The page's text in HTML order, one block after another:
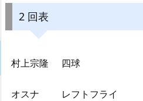
2 回表
村上宗隆 四球
オスナ レフトフライ